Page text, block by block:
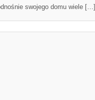
swojego domu wiele […]